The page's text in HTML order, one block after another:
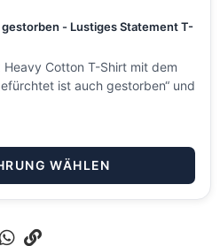
- Lustiges Statement T-
Cotton T-Shirt mit dem
ist auch gestorben“ und
WÄHLEN